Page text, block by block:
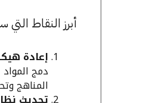
أبرز النقاط التي
إعادة
دمج
المناهج